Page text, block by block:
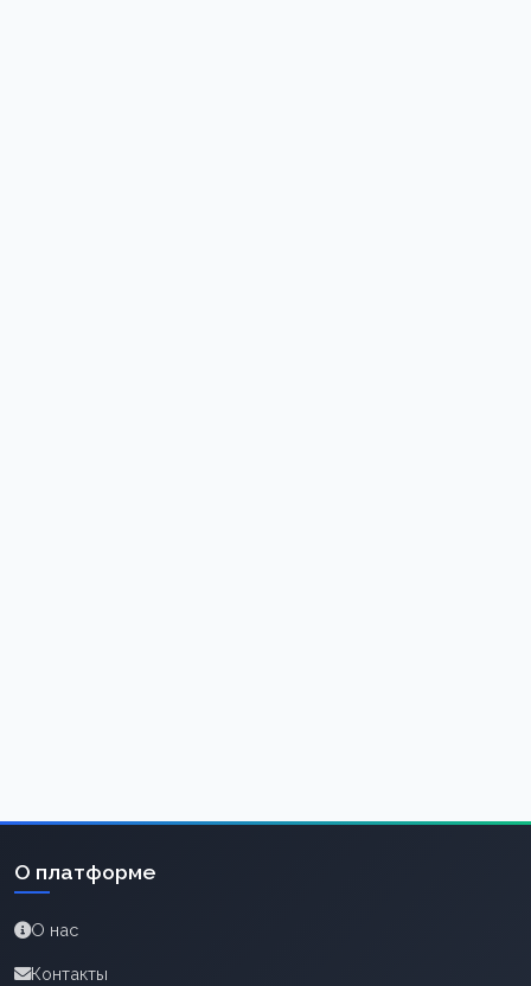
О платформе
О нас
Контакты